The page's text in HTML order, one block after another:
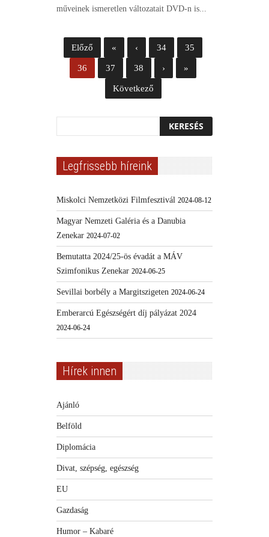
műveinek ismeretlen változatait DVD-n is...
Előző « ‹ 34 35
36 37 38 › »
Következő
Legfrissebb híreink
Miskolci Nemzetközi Filmfesztivál 2024-08-12
Magyar Nemzeti Galéria és a Danubia
Zenekar 2024-07-02
Bemutatta 2024/25-ös évadát a MÁV
Szimfonikus Zenekar 2024-06-25
Sevillai borbély a Margitszigeten 2024-06-24
Emberarcú Egészségért díj pályázat 2024
2024-06-24
Hírek innen
Ajánló
Belföld
Diplomácia
Divat, szépség, egészség
EU
Gazdaság
Humor – Kabaré